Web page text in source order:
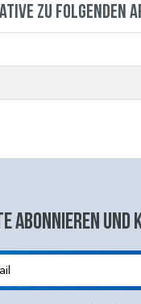
zu folgenden
abonnieren und